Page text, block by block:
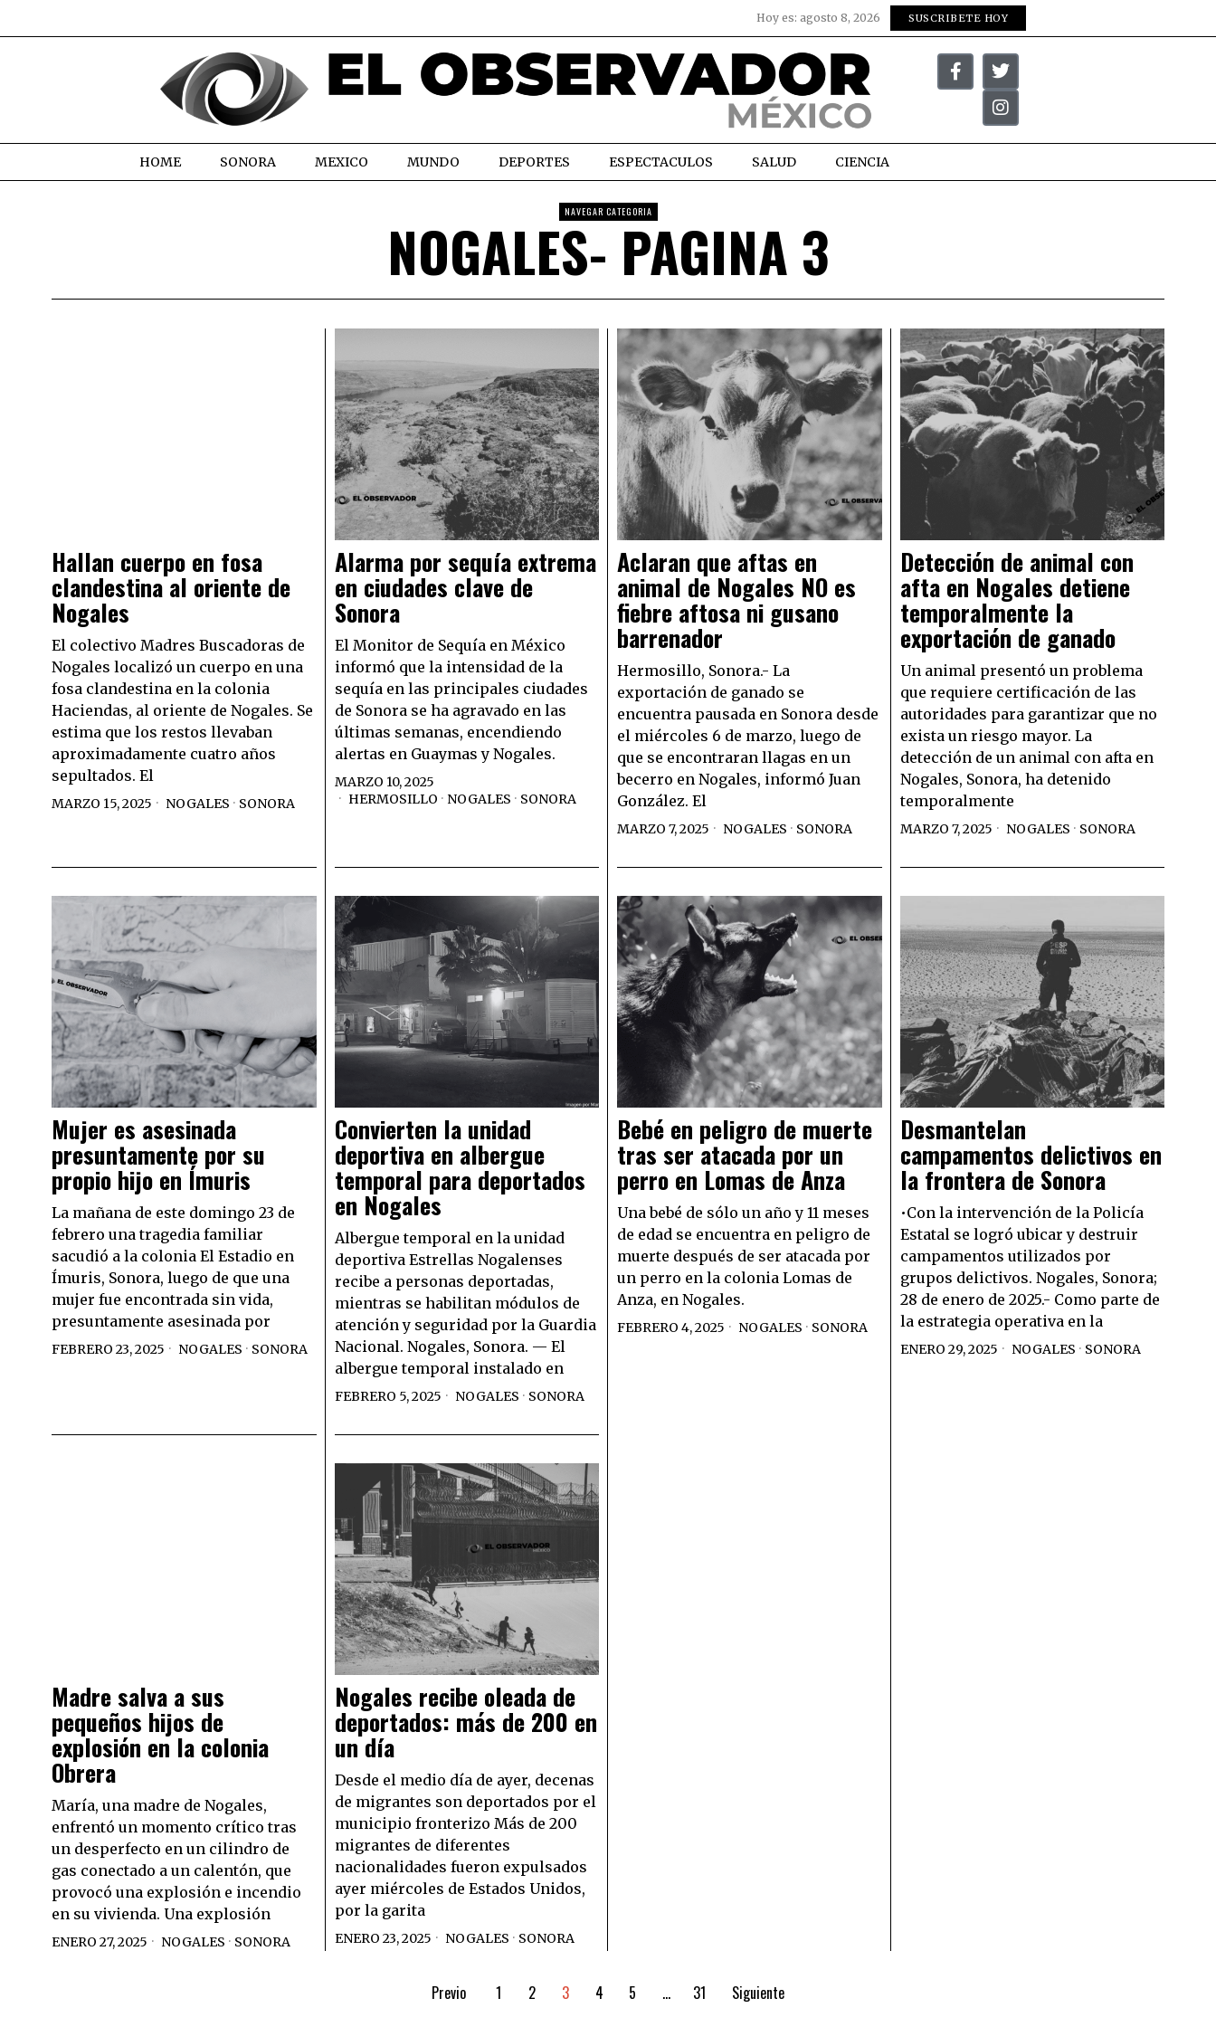
Hoy es: agosto 8, 2026 SUSCRIBETE HOY
HOME SONORA MEXICO MUNDO DEPORTES ESPECTACULOS SALUD CIENCIA
NAVEGAR CATEGORIA
NOGALES- PAGINA 3
Hallan cuerpo en fosa
clandestina al oriente de
Nogales
El colectivo Madres Buscadoras de
Nogales localizó un cuerpo en una
fosa clandestina en la colonia
Haciendas, al oriente de Nogales. Se
estima que los restos llevaban
aproximadamente cuatro años
sepultados. El
MARZO 15, 2025 NOGALES · SONORA
Alarma por sequía extrema
en ciudades clave de
Sonora
El Monitor de Sequía en México
informó que la intensidad de la
sequía en las principales ciudades
de Sonora se ha agravado en las
últimas semanas, encendiendo
alertas en Guaymas y Nogales.
MARZO 10, 2025
HERMOSILLO · NOGALES · SONORA
Aclaran que aftas en
animal de Nogales NO es
fiebre aftosa ni gusano
barrenador
Hermosillo, Sonora.- La
exportación de ganado se
encuentra pausada en Sonora desde
el miércoles 6 de marzo, luego de
que se encontraran llagas en un
becerro en Nogales, informó Juan
González. El
MARZO 7, 2025 NOGALES · SONORA
Detección de animal con
afta en Nogales detiene
temporalmente la
exportación de ganado
Un animal presentó un problema
que requiere certificación de las
autoridades para garantizar que no
exista un riesgo mayor. La
detección de un animal con afta en
Nogales, Sonora, ha detenido
temporalmente
MARZO 7, 2025 NOGALES · SONORA
Mujer es asesinada
presuntamente por su
propio hijo en Ímuris
La mañana de este domingo 23 de
febrero una tragedia familiar
sacudió a la colonia El Estadio en
Ímuris, Sonora, luego de que una
mujer fue encontrada sin vida,
presuntamente asesinada por
FEBRERO 23, 2025 NOGALES · SONORA
Convierten la unidad
deportiva en albergue
temporal para deportados
en Nogales
Albergue temporal en la unidad
deportiva Estrellas Nogalenses
recibe a personas deportadas,
mientras se habilitan módulos de
atención y seguridad por la Guardia
Nacional. Nogales, Sonora. — El
albergue temporal instalado en
FEBRERO 5, 2025 NOGALES · SONORA
Bebé en peligro de muerte
tras ser atacada por un
perro en Lomas de Anza
Una bebé de sólo un año y 11 meses
de edad se encuentra en peligro de
muerte después de ser atacada por
un perro en la colonia Lomas de
Anza, en Nogales.
FEBRERO 4, 2025 NOGALES · SONORA
Desmantelan
campamentos delictivos en
la frontera de Sonora
•Con la intervención de la Policía
Estatal se logró ubicar y destruir
campamentos utilizados por
grupos delictivos. Nogales, Sonora;
28 de enero de 2025.- Como parte de
la estrategia operativa en la
ENERO 29, 2025 NOGALES · SONORA
Madre salva a sus
pequeños hijos de
explosión en la colonia
Obrera
María, una madre de Nogales,
enfrentó un momento crítico tras
un desperfecto en un cilindro de
gas conectado a un calentón, que
provocó una explosión e incendio
en su vivienda. Una explosión
ENERO 27, 2025 NOGALES · SONORA
Nogales recibe oleada de
deportados: más de 200 en
un día
Desde el medio día de ayer, decenas
de migrantes son deportados por el
municipio fronterizo Más de 200
migrantes de diferentes
nacionalidades fueron expulsados
ayer miércoles de Estados Unidos,
por la garita
ENERO 23, 2025 NOGALES · SONORA
Previo 1 2 3 4 5 … 31 Siguiente